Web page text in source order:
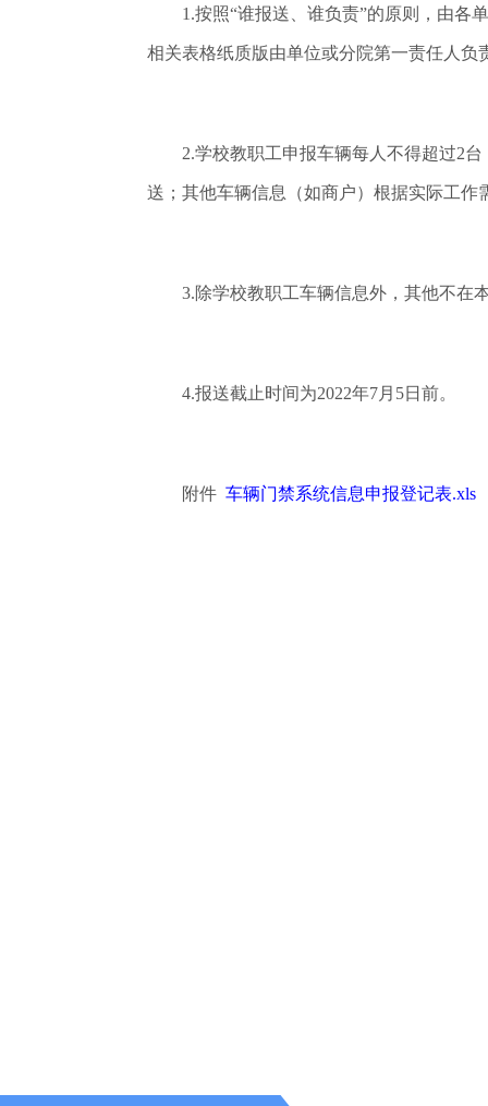
1.按照“谁报送、谁负责”的原则，由各单
相关表格纸质版由单位或分院第一责任人负
2.学校教职工申报车辆每人不得超过2台
送；其他车辆信息（如商户）根据实际工作
3.除学校教职工车辆信息外，其他不在
4.报送截止时间为2022年7月5日前。
附件 车辆门禁系统信息申报登记表.xls